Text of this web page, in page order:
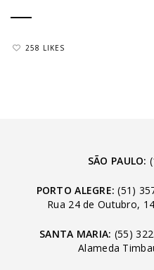
258 LIKES
SÃO PAULO:
PORTO ALEGRE: (51)
Rua 24 de Outubro,
SANTA MARIA: (55)
Alameda